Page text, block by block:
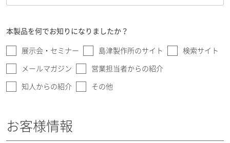
本製品を何でお知りになりましたか？
展示会・セミナー 島津製作所のサイト 検索サイト
メールマガジン 営業担当者からの紹介
知人からの紹介 その他
お客様情報